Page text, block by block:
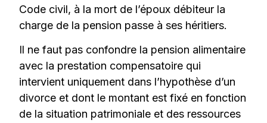
Code civil, à la mort de l’époux débiteur la
charge de la pension passe à ses héritiers.
Il ne faut pas confondre la pension alimentaire
avec la prestation compensatoire qui
intervient uniquement dans l’hypothèse d’un
divorce et dont le montant est fixé en fonction
de la situation patrimoniale et des ressources